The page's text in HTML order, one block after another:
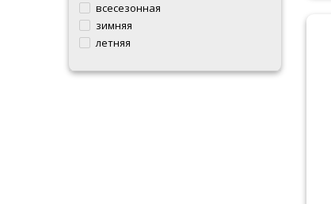
всесезонная
зимняя
летняя